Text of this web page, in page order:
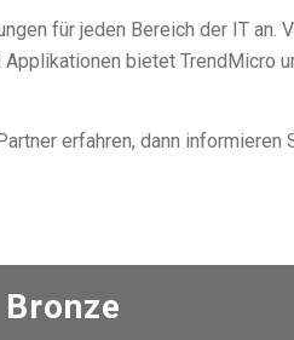
für jeden Bereich der IT an.
Applikationen bietet TrendMicro
erfahren, dann